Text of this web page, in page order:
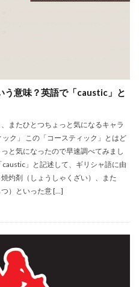
う意味？英語で「caustic」と
またひとつちょっと気になるキャラ
ク」 この「コースティック」とはど
と気になったので早速調べてみまし
」と記述して、ギリシャ語に由
灼剤（しょうしゃくざい）、また
）といった意 […]